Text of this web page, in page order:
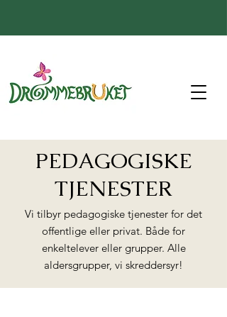
PEDAGOGISKE
TJENESTER
Vi tilbyr pedagogiske tjenester for det
offentlige eller privat. Både for
enkeltelever eller grupper. Alle
aldersgrupper, vi skreddersyr!